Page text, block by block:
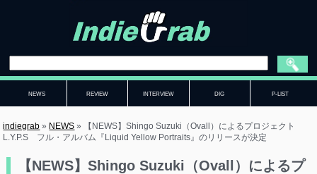
NEWS REVIEW INTERVIEW DIG P-LIST
indiegrab » NEWS »
【NEWS】Shingo Suzuki（Ovall）によるプロジェクト
L.Y.P.S フル・アルバム『Liquid Yellow Portraits』のリリースが決定
【NEWS】Shingo Suzuki（Ovall）によるプ